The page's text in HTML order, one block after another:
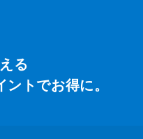
る
ントでお得に。